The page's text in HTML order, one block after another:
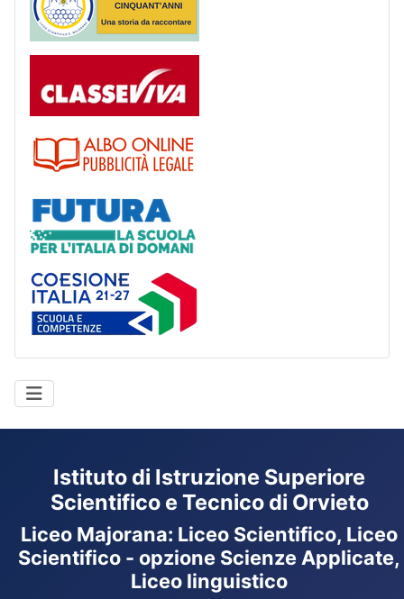
Istituto di Istruzione Superiore
Scientifico e Tecnico di Orvieto
Liceo Majorana: Liceo Scientifico, Liceo
Scientifico - opzione Scienze Applicate,
Liceo linguistico